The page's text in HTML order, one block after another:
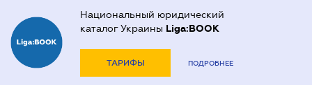
Национальный юридический
каталог Украины Liga:BOOK
ТАРИФЫ ПОДРОБНЕЕ